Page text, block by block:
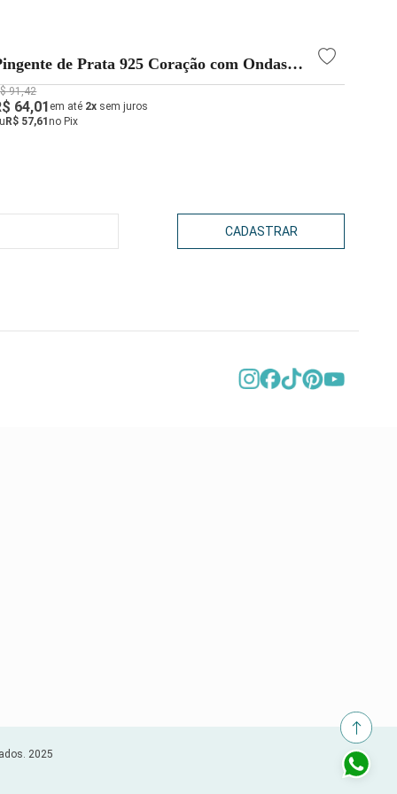
de Prata 925 Coração com Ondas
91,42
64,01 em até 2x sem juros
R$ 57,61no Pix
CADASTRAR
2025